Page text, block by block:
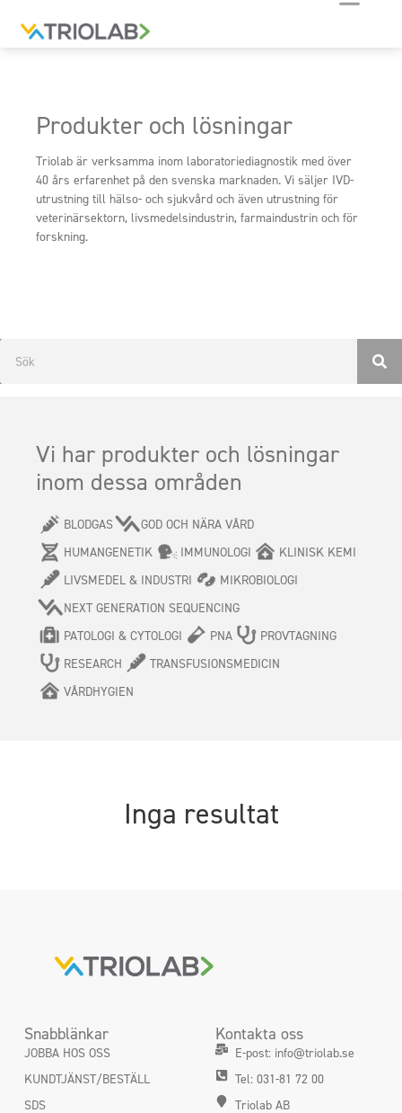
Produkter och lösningar
Triolab är verksamma inom laboratoriediagnostik med över
40 års erfarenhet på den svenska marknaden. Vi säljer IVD-
utrustning till hälso- och sjukvård och även utrustning för
veterinärsektorn, livsmedelsindustrin, farmaindustrin och för
forskning.
Vi har produkter och lösningar
inom dessa områden
BLODGAS
GOD OCH NÄRA VÅRD
HUMANGENETIK
IMMUNOLOGI
KLINISK KEMI
LIVSMEDEL & INDUSTRI
MIKROBIOLOGI
NEXT GENERATION SEQUENCING
PATOLOGI & CYTOLOGI
PNA
PROVTAGNING
RESEARCH
TRANSFUSIONSMEDICIN
VÅRDHYGIEN
Inga resultat
Snabblänkar
JOBBA HOS OSS
KUNDTJÄNST/BESTÄLL
SDS
Kontakta oss
E-post: info@triolab.se
Tel: 031-81 72 00
Triolab AB